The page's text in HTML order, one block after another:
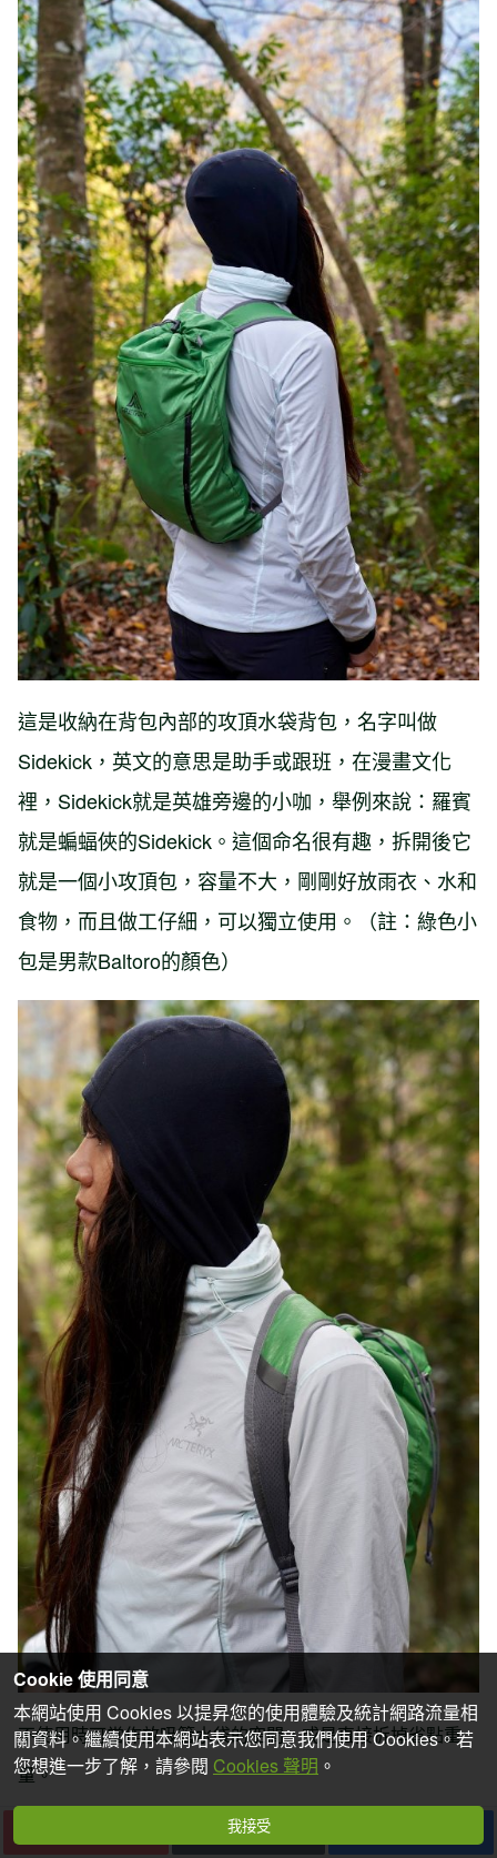
這是收納在背包內部的攻頂水袋背包，名字叫做
Sidekick，英文的意思是助手或跟班，在漫畫文化
裡，Sidekick就是英雄旁邊的小咖，舉例來說：羅賓
就是蝙蝠俠的Sidekick。這個命名很有趣，拆開後它
就是一個小攻頂包，容量不大，剛剛好放雨衣、水和
食物，而且做工仔細，可以獨立使用。（註：綠色小
包是男款Baltoro的顏色）
不使用時可當作放吸管水袋的空間，或是直接拆掉省點重
量。
下一篇
Cookie 使用同意
本網站使用 Cookies 以提昇您的使用體驗及統計網路流量相
關資料。繼續使用本網站表示您同意我們使用 Cookies。若
您想進一步了解，請參閱 Cookies 聲明 。
我接受